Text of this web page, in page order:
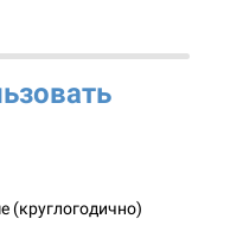
(круглогодично)